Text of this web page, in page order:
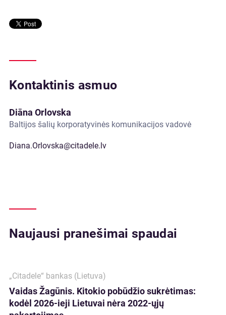
Kontaktinis asmuo
Diāna Orlovska
Baltijos šalių korporatyvinės komunikacijos vadovė
Diana.Orlovska@citadele.lv
Naujausi pranešimai spaudai
„Citadele“ bankas (Lietuva)
Vaidas Žagūnis. Kitokio pobūdžio sukrėtimas:
kodėl 2026-ieji Lietuvai nėra 2022-ųjų